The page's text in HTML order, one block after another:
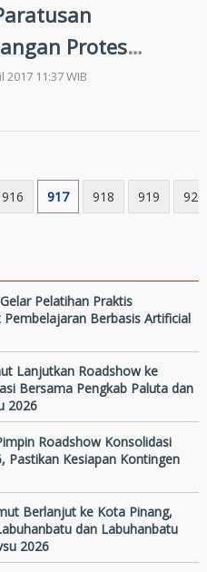
Protes
Pinus di
2017 11:37 WIB
916 917 918 919
920
Pelatihan Praktis
Berbasis Artificial
Lanjutkan Roadshow ke
Bersama Pengkab Paluta dan
2026
Roadshow Konsolidasi
Pastikan Kesiapan Kontingen
Berlanjut ke Kota Pinang,
dan Labuhanbatu
2026